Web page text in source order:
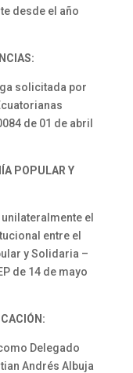
desde el año
solicitada por
de 01 de abril
POPULAR Y
el
entre el
y Solidaria –
de 14 de mayo
Delegado
Andrés Albuja